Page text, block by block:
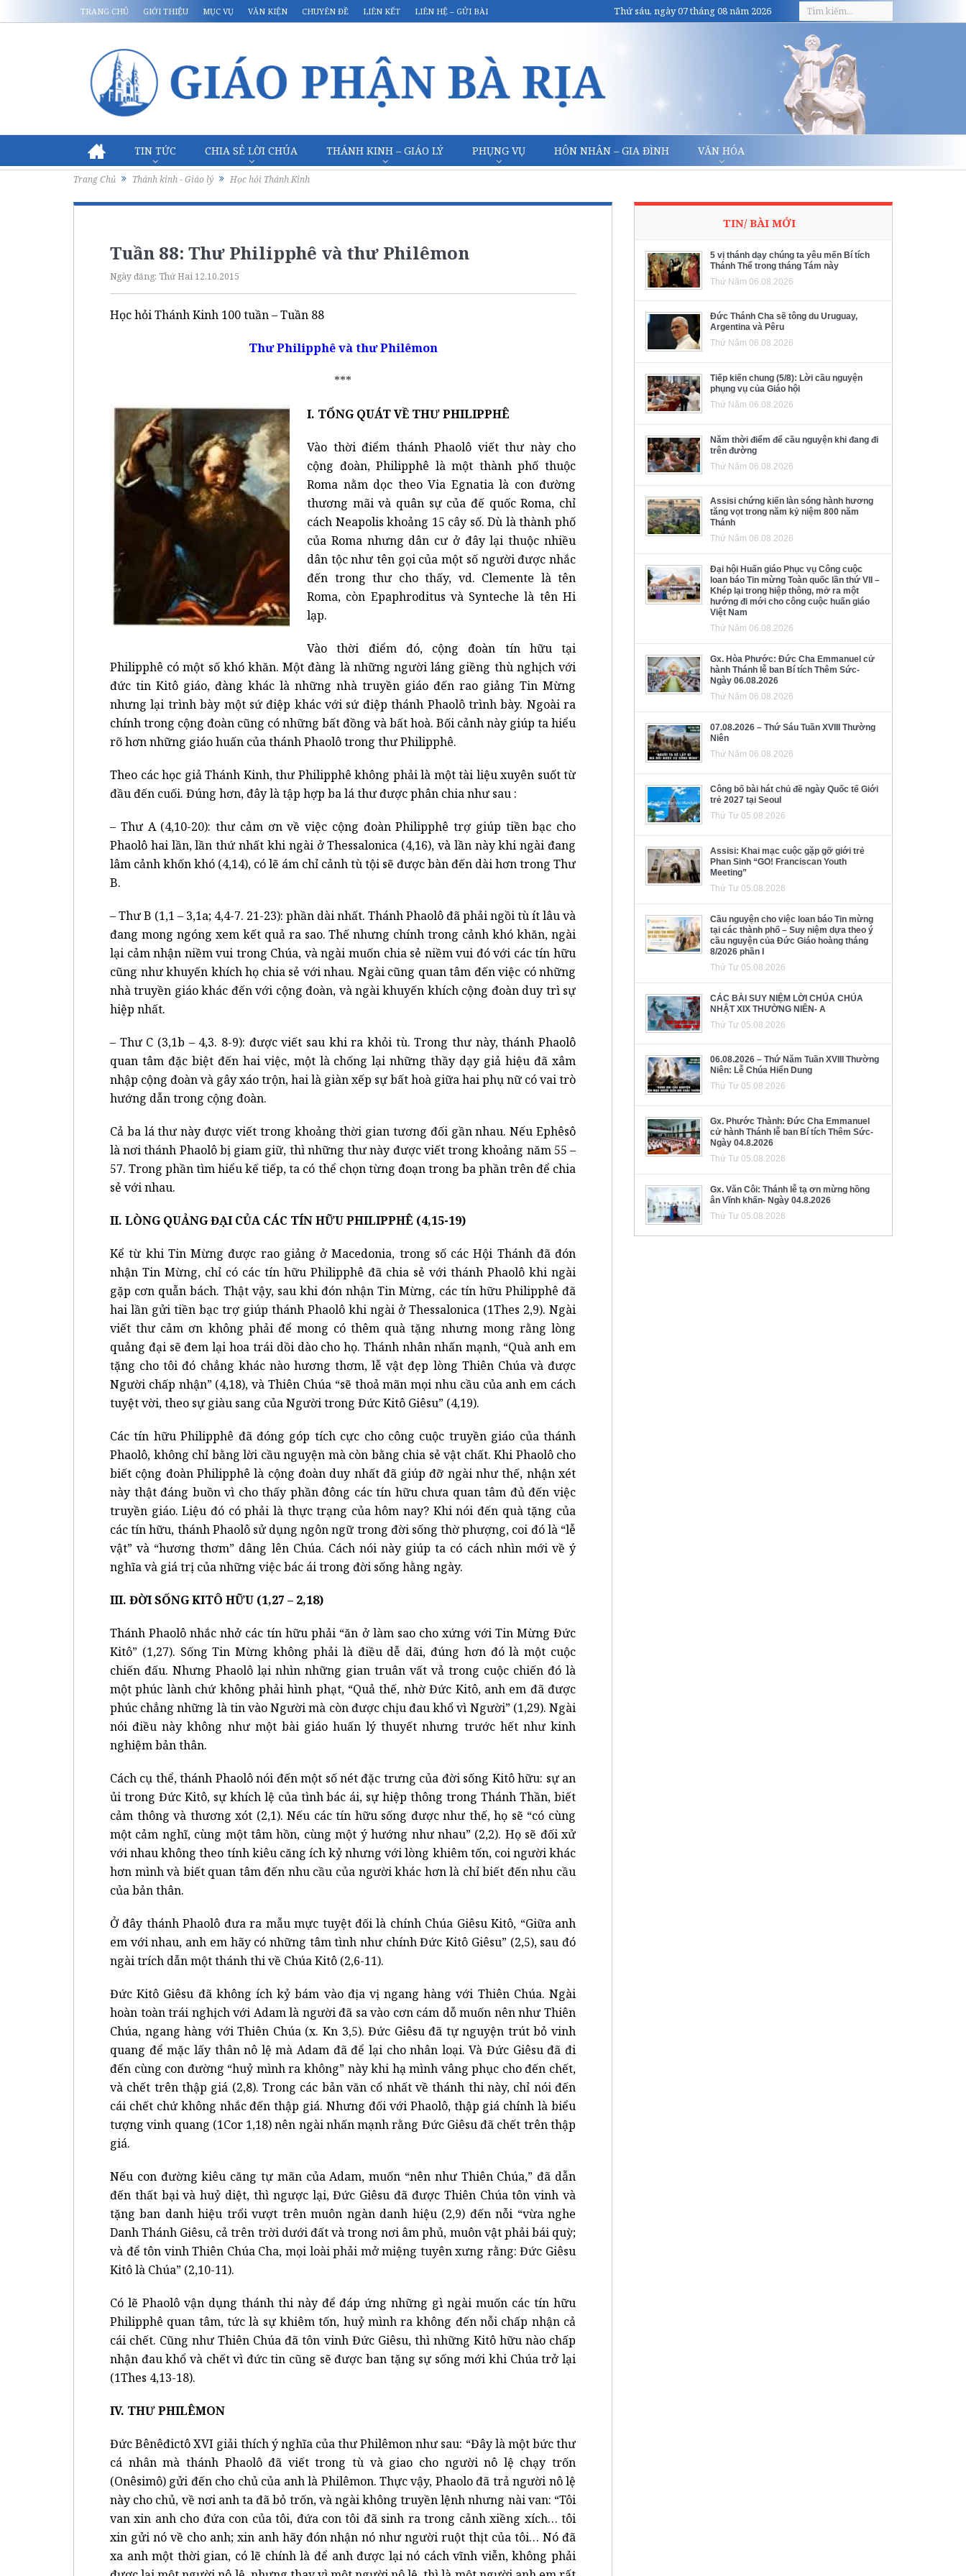
TRANG CHỦ GIỚI THIỆU MỤC VỤ VĂN KIỆN CHUYÊN ĐỀ LIÊN KẾT LIÊN HỆ – GỬI BÀI Thứ sáu, ngày 07 tháng 08 năm 2026
TIN TỨC CHIA SẺ LỜI CHÚA THÁNH KINH – GIÁO LÝ PHỤNG VỤ HÔN NHÂN – GIA ĐÌNH VĂN HÓA
Trang Chủ Thánh kinh - Giáo lý Học hỏi Thánh Kinh
Tuần 88: Thư Philipphê và thư Philêmon
Ngày đăng: Thứ Hai 12.10.2015
Học hỏi Thánh Kinh 100 tuần – Tuần 88
Thư Philipphê và thư Philêmon
***
I. TỔNG QUÁT VỀ THƯ PHILIPPHÊ
Vào thời điểm thánh Phaolô viết thư này cho
cộng đoàn, Philipphê là một thành phố thuộc
Roma nằm dọc theo Via Egnatia là con đường
thương mãi và quân sự của đế quốc Roma, chỉ
cách Neapolis khoảng 15 cây số. Dù là thành phố
của Roma nhưng dân cư ở đây lại thuộc nhiều
dân tộc như tên gọi của một số người được nhắc
đến trong thư cho thấy, vd. Clemente là tên
Roma, còn Epaphroditus và Synteche là tên Hi
lạp.
Vào thời điểm đó, cộng đoàn tín hữu tại
Philipphê có một số khó khăn. Một đàng là những người láng giềng thù nghịch với
đức tin Kitô giáo, đàng khác là những nhà truyền giáo đến rao giảng Tin Mừng
nhưng lại trình bày một sứ điệp khác với sứ điệp thánh Phaolô trình bày. Ngoài ra
chính trong cộng đoàn cũng có những bất đồng và bất hoà. Bối cảnh này giúp ta hiểu
rõ hơn những giáo huấn của thánh Phaolô trong thư Philipphê.
Theo các học giả Thánh Kinh, thư Philipphê không phải là một tài liệu xuyên suốt từ
đầu đến cuối. Đúng hơn, đây là tập hợp ba lá thư được phân chia như sau :
– Thư A (4,10-20): thư cảm ơn về việc cộng đoàn Philipphê trợ giúp tiền bạc cho
Phaolô hai lần, lần thứ nhất khi ngài ở Thessalonica (4,16), và lần này khi ngài đang
lâm cảnh khốn khó (4,14), có lẽ ám chỉ cảnh tù tội sẽ được bàn đến dài hơn trong Thư
B.
– Thư B (1,1 – 3,1a; 4,4-7. 21-23): phần dài nhất. Thánh Phaolô đã phải ngồi tù ít lâu và
đang mong ngóng xem kết quả ra sao. Thế nhưng chính trong cảnh khó khăn, ngài
lại cảm nhận niềm vui trong Chúa, và ngài muốn chia sẻ niềm vui đó với các tín hữu
cũng như khuyến khích họ chia sẻ với nhau. Ngài cũng quan tâm đến việc có những
nhà truyền giáo khác đến với cộng đoàn, và ngài khuyến khích cộng đoàn duy trì sự
hiệp nhất.
– Thư C (3,1b – 4,3. 8-9): được viết sau khi ra khỏi tù. Trong thư này, thánh Phaolô
quan tâm đặc biệt đến hai việc, một là chống lại những thầy dạy giả hiệu đã xâm
nhập cộng đoàn và gây xáo trộn, hai là giàn xếp sự bất hoà giữa hai phụ nữ có vai trò
hướng dẫn trong cộng đoàn.
Cả ba lá thư này được viết trong khoảng thời gian tương đối gần nhau. Nếu Ephêsô
là nơi thánh Phaolô bị giam giữ, thì những thư này được viết trong khoảng năm 55 –
57. Trong phần tìm hiểu kế tiếp, ta có thể chọn từng đoạn trong ba phần trên để chia
sẻ với nhau.
II. LÒNG QUẢNG ĐẠI CỦA CÁC TÍN HỮU PHILIPPHÊ (4,15-19)
Kể từ khi Tin Mừng được rao giảng ở Macedonia, trong số các Hội Thánh đã đón
nhận Tin Mừng, chỉ có các tín hữu Philipphê đã chia sẻ với thánh Phaolô khi ngài
gặp cơn quẫn bách. Thật vậy, sau khi đón nhận Tin Mừng, các tín hữu Philipphê đã
hai lần gửi tiền bạc trợ giúp thánh Phaolô khi ngài ở Thessalonica (1Thes 2,9). Ngài
viết thư cảm ơn không phải để mong có thêm quà tặng nhưng mong rằng lòng
quảng đại sẽ đem lại hoa trái dồi dào cho họ. Thánh nhân nhấn mạnh, “Quà anh em
tặng cho tôi đó chẳng khác nào hương thơm, lễ vật đẹp lòng Thiên Chúa và được
Người chấp nhận” (4,18), và Thiên Chúa “sẽ thoả mãn mọi nhu cầu của anh em cách
tuyệt vời, theo sự giàu sang của Người trong Đức Kitô Giêsu” (4,19).
Các tín hữu Philipphê đã đóng góp tích cực cho công cuộc truyền giáo của thánh
Phaolô, không chỉ bằng lời cầu nguyện mà còn bằng chia sẻ vật chất. Khi Phaolô cho
biết cộng đoàn Philipphê là cộng đoàn duy nhất đã giúp đỡ ngài như thế, nhận xét
này thật đáng buồn vì cho thấy phần đông các tín hữu chưa quan tâm đủ đến việc
truyền giáo. Liệu đó có phải là thực trạng của hôm nay? Khi nói đến quà tặng của
các tín hữu, thánh Phaolô sử dụng ngôn ngữ trong đời sống thờ phượng, coi đó là “lễ
vật” và “hương thơm” dâng lên Chúa. Cách nói này giúp ta có cách nhìn mới về ý
nghĩa và giá trị của những việc bác ái trong đời sống hằng ngày.
III. ĐỜI SỐNG KITÔ HỮU (1,27 – 2,18)
Thánh Phaolô nhắc nhở các tín hữu phải “ăn ở làm sao cho xứng với Tin Mừng Đức
Kitô” (1,27). Sống Tin Mừng không phải là điều dễ dãi, đúng hơn đó là một cuộc
chiến đấu. Nhưng Phaolô lại nhìn những gian truân vất vả trong cuộc chiến đó là
một phúc lành chứ không phải hình phạt, “Quả thế, nhờ Đức Kitô, anh em đã được
phúc chẳng những là tin vào Người mà còn được chịu đau khổ vì Người” (1,29). Ngài
nói điều này không như một bài giáo huấn lý thuyết nhưng trước hết như kinh
nghiệm bản thân.
Cách cụ thể, thánh Phaolô nói đến một số nét đặc trưng của đời sống Kitô hữu: sự an
ủi trong Đức Kitô, sự khích lệ của tình bác ái, sự hiệp thông trong Thánh Thần, biết
cảm thông và thương xót (2,1). Nếu các tín hữu sống được như thế, họ sẽ “có cùng
một cảm nghĩ, cùng một tâm hồn, cùng một ý hướng như nhau” (2,2). Họ sẽ đối xử
với nhau không theo tính kiêu căng ích kỷ nhưng với lòng khiêm tốn, coi người khác
hơn mình và biết quan tâm đến nhu cầu của người khác hơn là chỉ biết đến nhu cầu
của bản thân.
Ở đây thánh Phaolô đưa ra mẫu mực tuyệt đối là chính Chúa Giêsu Kitô, “Giữa anh
em với nhau, anh em hãy có những tâm tình như chính Đức Kitô Giêsu” (2,5), sau đó
ngài trích dẫn một thánh thi về Chúa Kitô (2,6-11).
Đức Kitô Giêsu đã không ích kỷ bám vào địa vị ngang hàng với Thiên Chúa. Ngài
hoàn toàn trái nghịch với Adam là người đã sa vào cơn cám dỗ muốn nên như Thiên
Chúa, ngang hàng với Thiên Chúa (x. Kn 3,5). Đức Giêsu đã tự nguyện trút bỏ vinh
quang để mặc lấy thân nô lệ mà Adam đã để lại cho nhân loại. Và Đức Giêsu đã đi
đến cùng con đường “huỷ mình ra không” này khi hạ mình vâng phục cho đến chết,
và chết trên thập giá (2,8). Trong các bản văn cổ nhất về thánh thi này, chỉ nói đến
cái chết chứ không nhắc đến thập giá. Nhưng đối với Phaolô, thập giá chính là biểu
tượng vinh quang (1Cor 1,18) nên ngài nhấn mạnh rằng Đức Giêsu đã chết trên thập
giá.
Nếu con đường kiêu căng tự mãn của Adam, muốn “nên như Thiên Chúa,” đã dẫn
đến thất bại và huỷ diệt, thì ngược lại, Đức Giêsu đã được Thiên Chúa tôn vinh và
tặng ban danh hiệu trổi vượt trên muôn ngàn danh hiệu (2,9) đến nỗi “vừa nghe
Danh Thánh Giêsu, cả trên trời dưới đất và trong nơi âm phủ, muôn vật phải bái quỳ;
và để tôn vinh Thiên Chúa Cha, mọi loài phải mở miệng tuyên xưng rằng: Đức Giêsu
Kitô là Chúa” (2,10-11).
Có lẽ Phaolô vận dụng thánh thi này để đáp ứng những gì ngài muốn các tín hữu
Philipphê quan tâm, tức là sự khiêm tốn, huỷ mình ra không đến nỗi chấp nhận cả
cái chết. Cũng như Thiên Chúa đã tôn vinh Đức Giêsu, thì những Kitô hữu nào chấp
nhận đau khổ và chết vì đức tin cũng sẽ được ban tặng sự sống mới khi Chúa trở lại
(1Thes 4,13-18).
IV. THƯ PHILÊMON
Đức Bênêđictô XVI giải thích ý nghĩa của thư Philêmon như sau: “Đây là một bức thư
cá nhân mà thánh Phaolô đã viết trong tù và giao cho người nô lệ chạy trốn
(Onêsimô) gửi đến cho chủ của anh là Philêmon. Thực vậy, Phaolo đã trả người nô lệ
này cho chủ, về nơi anh ta đã bỏ trốn, và ngài không truyền lệnh nhưng nài van: “Tôi
van xin anh cho đứa con của tôi, đứa con tôi đã sinh ra trong cảnh xiềng xích… tôi
xin gửi nó về cho anh; xin anh hãy đón nhận nó như người ruột thịt của tôi… Nó đã
xa anh một thời gian, có lẽ chính là để anh được lại nó cách vĩnh viễn, không phải
TIN/ BÀI MỚI
5 vị thánh dạy chúng ta yêu mến Bí tích
Thánh Thể trong tháng Tám này
Thứ Năm 06.08.2026
Đức Thánh Cha sẽ tông du Uruguay,
Argentina và Pêru
Thứ Năm 06.08.2026
Tiếp kiến chung (5/8): Lời cầu nguyện
phụng vụ của Giáo hội
Thứ Năm 06.08.2026
Năm thời điểm để cầu nguyện khi đang đi
trên đường
Thứ Năm 06.08.2026
Assisi chứng kiến làn sóng hành hương
tăng vọt trong năm kỷ niệm 800 năm
Thánh
Thứ Năm 06.08.2026
Đại hội Huấn giáo Phục vụ Công cuộc
loan báo Tin mừng Toàn quốc lần thứ VII –
Khép lại trong hiệp thông, mở ra một
hướng đi mới cho công cuộc huấn giáo
Việt Nam
Thứ Năm 06.08.2026
Gx. Hòa Phước: Đức Cha Emmanuel cử
hành Thánh lễ ban Bí tích Thêm Sức-
Ngày 06.08.2026
Thứ Năm 06.08.2026
07.08.2026 – Thứ Sáu Tuần XVIII Thường
Niên
Thứ Năm 06.08.2026
Công bố bài hát chủ đề ngày Quốc tế Giới
trẻ 2027 tại Seoul
Thứ Tư 05.08.2026
Assisi: Khai mạc cuộc gặp gỡ giới trẻ
Phan Sinh “GO! Franciscan Youth
Meeting”
Thứ Tư 05.08.2026
Cầu nguyện cho việc loan báo Tin mừng
tại các thành phố – Suy niệm dựa theo ý
cầu nguyện của Đức Giáo hoàng tháng
8/2026 phần I
Thứ Tư 05.08.2026
CÁC BÀI SUY NIỆM LỜI CHÚA CHÚA
NHẬT XIX THƯỜNG NIÊN- A
Thứ Tư 05.08.2026
06.08.2026 – Thứ Năm Tuần XVIII Thường
Niên: Lễ Chúa Hiển Dung
Thứ Tư 05.08.2026
Gx. Phước Thành: Đức Cha Emmanuel
cử hành Thánh lễ ban Bí tích Thêm Sức-
Ngày 04.8.2026
Thứ Tư 05.08.2026
Gx. Văn Côi: Thánh lễ tạ ơn mừng hồng
ân Vĩnh khấn- Ngày 04.8.2026
Thứ Tư 05.08.2026